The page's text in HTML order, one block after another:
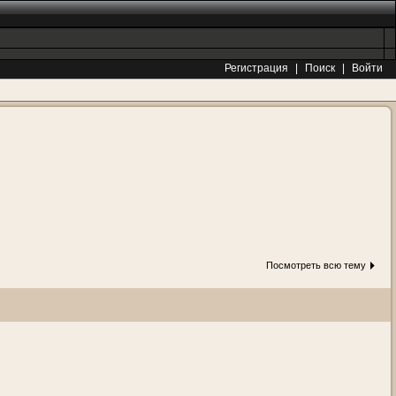
Регистрация Поиск
Войти
Посмотреть всю тему